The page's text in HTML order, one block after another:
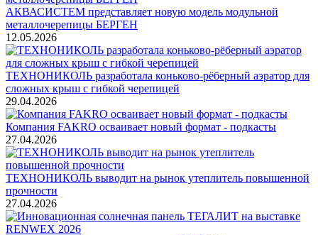
АКВАСИСТЕМ представляет новую модель модульной
металлочерепицы БЕРГЕН
12.05.2026
ТЕХНОНИКОЛЬ разработала коньково-рёберный аэратор для
сложных крыш с гибкой черепицей
29.04.2026
Компания FAKRO осваивает новый формат - подкасты
27.04.2026
ТЕХНОНИКОЛЬ выводит на рынок утеплитель повышенной
прочности
27.04.2026